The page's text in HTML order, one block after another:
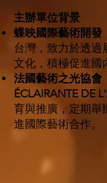
主辦單位背景
蝶映國際藝術開發
台灣，致力於透過
文化，積極促進國
法國藝術之光協會
ÉCLAIRANTE DE
育與推廣，定期舉
進國際藝術合作。